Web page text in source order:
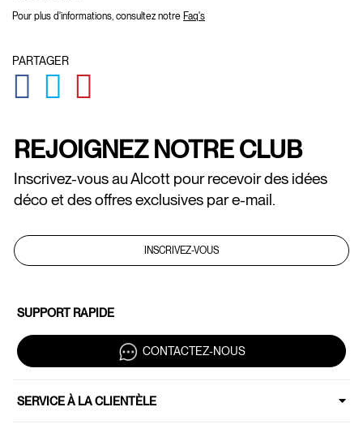
Pour plus d'informations, consultez notre Faq's
PARTAGER
GLOBAL.SOCIALSHARE.FACEBOOK
GLOBAL.SOCIALSHARE.TWITTER
REJOIGNEZ NOTRE CLUB
Inscrivez-vous au Alcott pour recevoir des idées
déco et des offres exclusives par e-mail.
INSCRIVEZ-VOUS
SUPPORT RAPIDE
CONTACTEZ-NOUS
SERVICE À LA CLIENTÈLE